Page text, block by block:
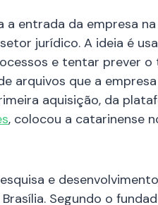
a entrada da empresa
jurídico. A ideia é
e tentar prever o
arquivos que a
aquisição, da
, colocou a catarinense
e
Segundo o